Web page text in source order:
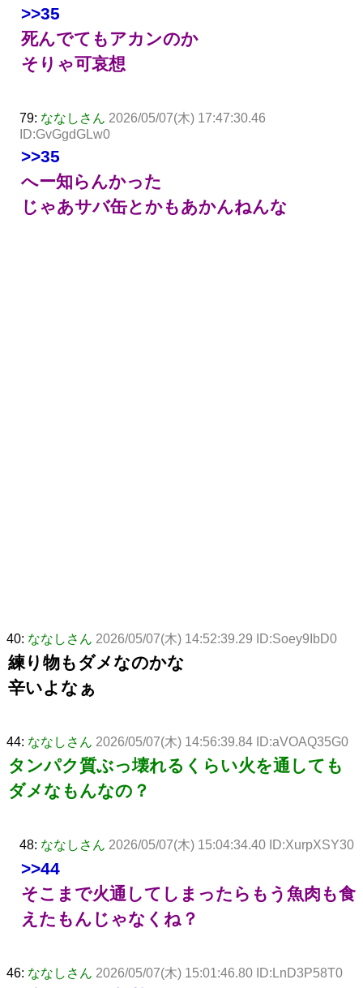
>>35
死んでてもアカンのか
そりゃ可哀想
79: ななしさん 2026/05/07(木) 17:47:30.46
ID:GvGgdGLw0
>>35
へー知らんかった
じゃあサバ缶とかもあかんねんな
40: ななしさん 2026/05/07(木) 14:52:39.29 ID:Soey9IbD0
練り物もダメなのかな
辛いよなぁ
44: ななしさん 2026/05/07(木) 14:56:39.84 ID:aVOAQ35G0
タンパク質ぶっ壊れるくらい火を通しても
ダメなもんなの？
48: ななしさん 2026/05/07(木) 15:04:34.40 ID:XurpXSY30
>>44
そこまで火通してしまったらもう魚肉も食
えたもんじゃなくね？
46: ななしさん 2026/05/07(木) 15:01:46.80 ID:LnD3P58T0